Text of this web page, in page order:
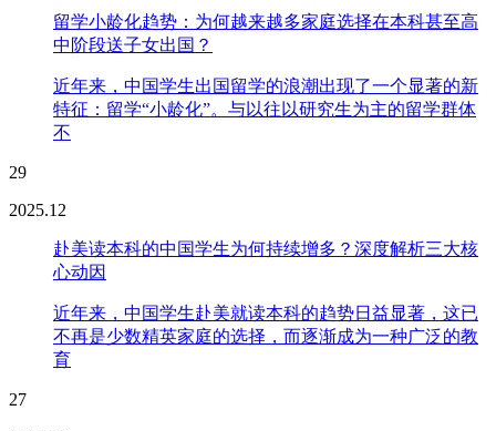
留学小龄化趋势：为何越来越多家庭选择在本科甚至高
中阶段送子女出国？
近年来，中国学生出国留学的浪潮出现了一个显著的新
特征：留学“小龄化”。与以往以研究生为主的留学群体
不
29
2025.12
赴美读本科的中国学生为何持续增多？深度解析三大核
心动因
近年来，中国学生赴美就读本科的趋势日益显著，这已
不再是少数精英家庭的选择，而逐渐成为一种广泛的教
育
27